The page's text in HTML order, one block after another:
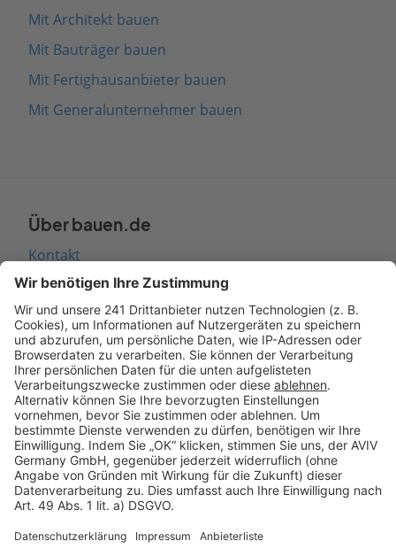
Mit Architekt bauen
Mit Bauträger bauen
Mit Fertighausanbieter bauen
Mit Generalunternehmer bauen
Über bauen.de
Kontakt
Seitenaufbau
Barrierefreiheit
Cookie Einstellungen
Rechtliches
AGB-Übersicht
Datenschutz
Impressum